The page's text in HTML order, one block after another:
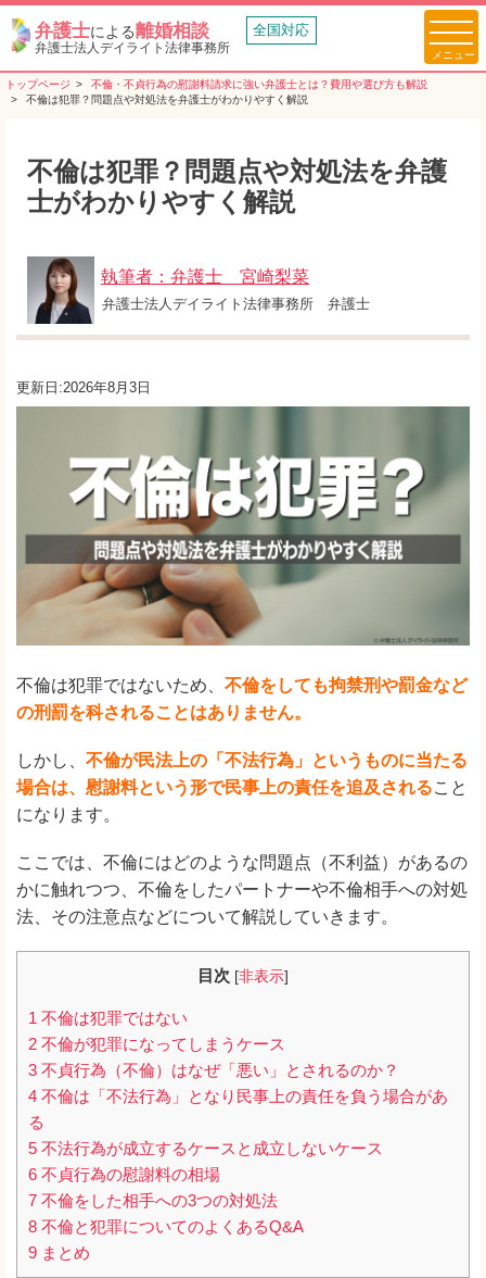
弁護士による離婚相談
弁護士法人デイライト法律事務所
全国対応
トップページ
不倫・不貞行為の慰謝料請求に強い弁護士とは？費用や選び方も解説
不倫は犯罪？問題点や対処法を弁護士がわかりやすく解説
不倫は犯罪？問題点や対処法を弁護
士がわかりやすく解説
執筆者：弁護士 宮崎梨菜
弁護士法人デイライト法律事務所 弁護士
更新日:2026年8月3日
不倫は犯罪ではないため、 不倫をしても拘禁刑や罰金など
の刑罰を科されることはありません。
しかし、 不倫が民法上の「不法行為」というものに当たる
場合は、慰謝料という形で民事上の責任を追及されること
になります。
ここでは、不倫にはどのような問題点（不利益）があるの
かに触れつつ、不倫をしたパートナーや不倫相手への対処
法、その注意点などについて解説していきます。
目次 [非表示]
1 不倫は犯罪ではない
2 不倫が犯罪になってしまうケース
3 不貞行為（不倫）はなぜ「悪い」とされるのか？
4 不倫は「不法行為」となり民事上の責任を負う場合があ
る
5 不法行為が成立するケースと成立しないケース
6 不貞行為の慰謝料の相場
7 不倫をした相手への3つの対処法
8 不倫と犯罪についてのよくあるQ&A
9 まとめ